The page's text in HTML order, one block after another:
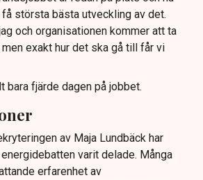
få största bästa utveckling av det.
och organisationen kommer att ta
exakt hur det ska gå till får vi
bara fjärde dagen på jobbet.
av Maja Lundbäck har
varit delade. Många
erfarenhet av